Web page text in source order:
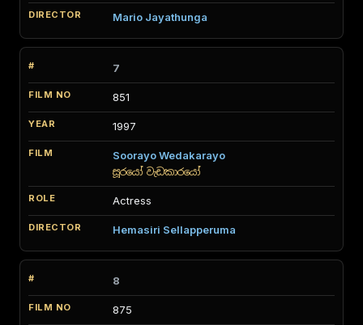
Mario Jayathunga
7
851
1997
Soorayo Wedakarayo
සූරයෝ වැඩකාරයෝ
Actress
Hemasiri Sellapperuma
8
875